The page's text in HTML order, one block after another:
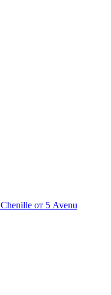
от 5 Avenu